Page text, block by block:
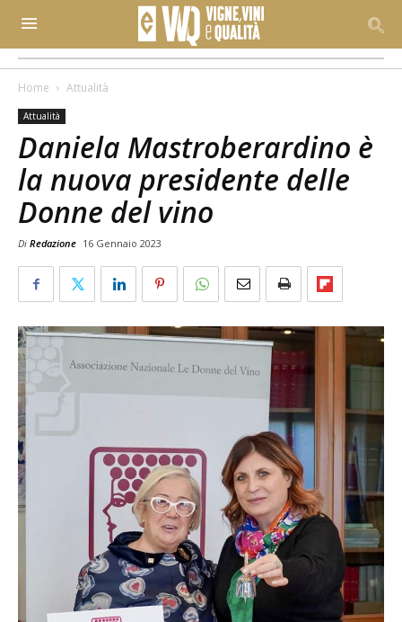
Home Attualità
Attualità
Daniela Mastroberardino è
la nuova presidente delle
Donne del vino
Di Redazione 16 Gennaio 2023